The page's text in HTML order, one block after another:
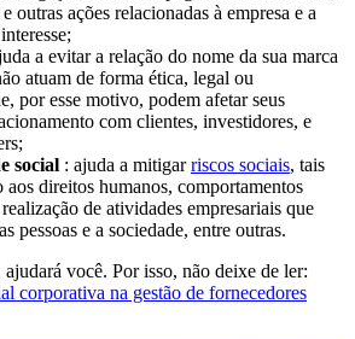
outras ações relacionadas à empresa e a
a evitar a relação do nome da sua marca
atuam de forma ética, legal ou
por esse motivo, podem afetar seus
com clientes, investidores, e
social : ajuda a mitigarriscos sociais, tais
aos direitos humanos, comportamentos
de atividades empresariais que
pessoas e a sociedade, entre outras.
você. Por isso, não deixe de ler:
corporativa na gestão de fornecedores